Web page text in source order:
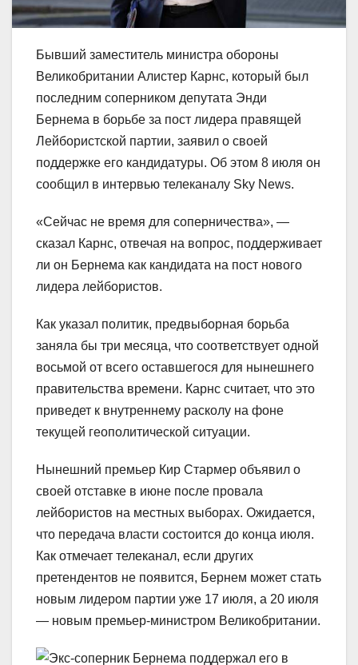
Бывший заместитель министра обороны
Великобритании Алистер Карнс, который был
последним соперником депутата Энди
Бернема в борьбе за пост лидера правящей
Лейбористской партии, заявил о своей
поддержке его кандидатуры. Об этом 8 июля он
сообщил в интервью телеканалу Sky News.
«Сейчас не время для соперничества», —
сказал Карнс, отвечая на вопрос, поддерживает
ли он Бернема как кандидата на пост нового
лидера лейбористов.
Как указал политик, предвыборная борьба
заняла бы три месяца, что соответствует одной
восьмой от всего оставшегося для нынешнего
правительства времени. Карнс считает, что это
приведет к внутреннему расколу на фоне
текущей геополитической ситуации.
Нынешний премьер Кир Стармер объявил о
своей отставке в июне после провала
лейбористов на местных выборах. Ожидается,
что передача власти состоится до конца июля.
Как отмечает телеканал, если других
претендентов не появится, Бернем может стать
новым лидером партии уже 17 июля, а 20 июля
— новым премьер-министром Великобритании.